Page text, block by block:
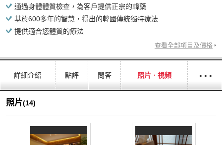
通過身體體質檢查，為客戶提供正宗的韓藥
基於600多年的智慧，得出的韓國傳統獨特療法
提供適合您體質的療法
查看全部項目及價格
詳細介紹 點評 問答 照片ㆍ視頻 ···
照片(14)